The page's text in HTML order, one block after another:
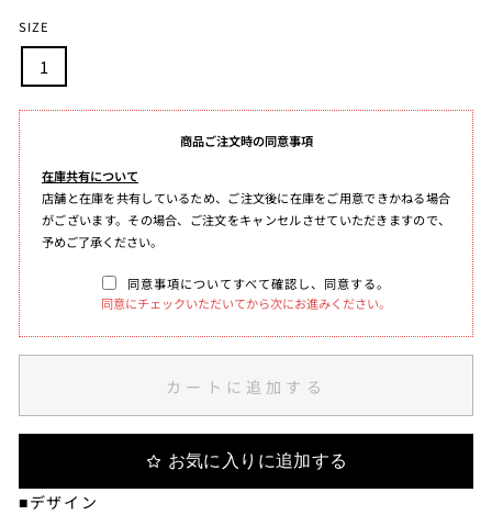
SIZE
1
商品ご注文時の同意事項
在庫共有について
店舗と在庫を共有しているため、ご注文後に在庫をご用意できかねる場合
がございます。その場合、ご注文をキャンセルさせていただきますので、
予めご了承ください。
同意事項についてすべて確認し、同意する。
同意にチェックいただいてから次にお進みください。
カートに追加する
お気に入りに追加する
■デザイン